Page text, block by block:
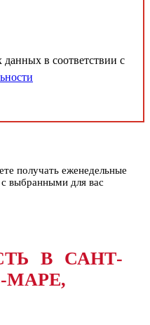
в соответствии с
получать еженедельные
выбранными для вас
В САНТ-
МАРЕ,